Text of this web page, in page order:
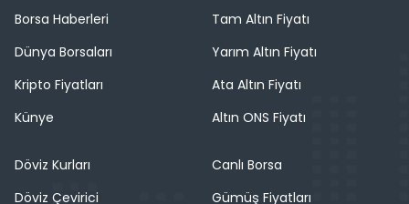
Borsa Haberleri
Dünya Borsaları
Kripto Fiyatları
Künye
Tam Altın Fiyatı
Yarım Altın Fiyatı
Ata Altın Fiyatı
Altın ONS Fiyatı
Döviz Kurları
Döviz Çevirici
Canlı Borsa
Gümüş Fiyatları